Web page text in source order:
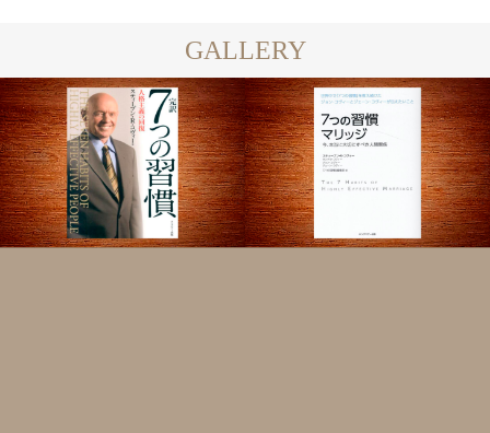
GALLERY